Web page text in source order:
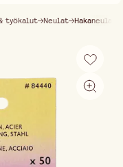
työkalut Neulat Hakaneula